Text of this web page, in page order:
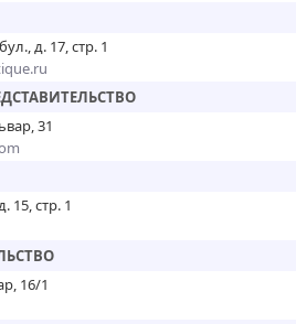
д. 17, стр. 1
31
15, стр. 1
16/1